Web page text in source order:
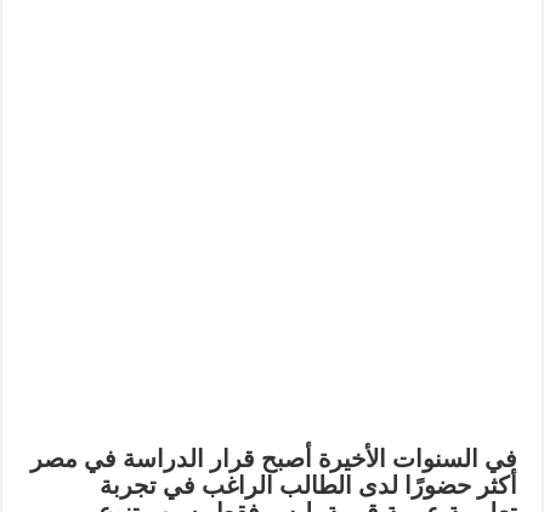
في السنوات الأخيرة أصبح قرار الدراسة في مصر
أكثر حضورًا لدى الطالب الراغب في تجربة